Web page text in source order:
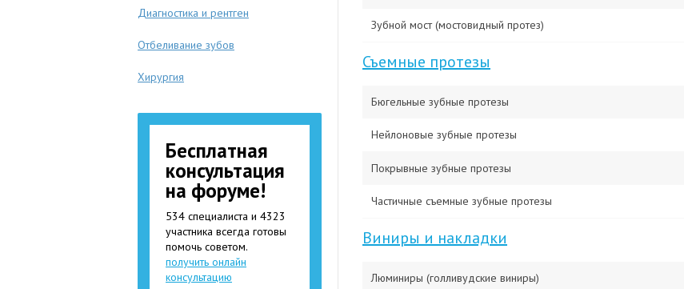
Зубной мост (мостовидный протез)
Съемные протезы
Бюгельные зубные протезы
Нейлоновые зубные протезы
Покрывные зубные протезы
Частичные съемные зубные протезы
Виниры и накладки
Люминиры (голливудские виниры)
Диагностика и рентген
Отбеливание зубов
Хирургия
Бесплатная
консультация
на форуме!
534 специалиста и 4323
участника всегда готовы
помочь советом.
получить онлайн
консультацию